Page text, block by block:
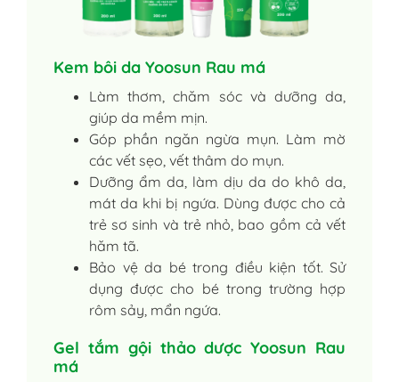
Kem bôi da Yoosun Rau má
Làm thơm, chăm sóc và dưỡng da,
giúp da mềm mịn.
Góp phần ngăn ngừa mụn. Làm mờ
các vết sẹo, vết thâm do mụn.
Dưỡng ẩm da, làm dịu da do khô da,
mát da khi bị ngứa. Dùng được cho cả
trẻ sơ sinh và trẻ nhỏ, bao gồm cả vết
hăm tã.
Bảo vệ da bé trong điều kiện tốt. Sử
dụng được cho bé trong trường hợp
rôm sảy, mẩn ngứa.
Gel tắm gội thảo dược Yoosun Rau
má